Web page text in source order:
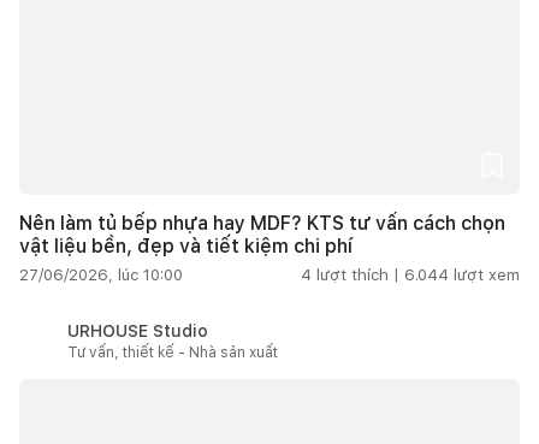
Nên làm tủ bếp nhựa hay MDF? KTS tư vấn cách chọn
vật liệu bền, đẹp và tiết kiệm chi phí
27/06/2026, lúc 10:00 4 lượt thích | 6.044 lượt xem
URHOUSE Studio
Tư vấn, thiết kế - Nhà sản xuất